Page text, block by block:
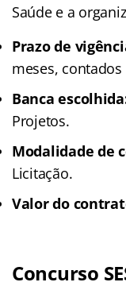
Saúde e a
Prazo de
meses,
Banca
Projetos.
Modalidade de
Licitação.
Valor do
Concurso